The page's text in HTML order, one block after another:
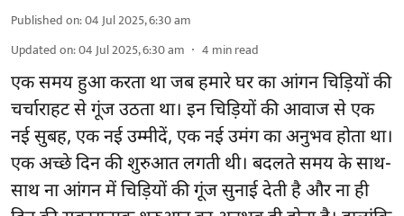
Published on:04 Jul 2025, 6:30 am
Updated on:04 Jul 2025, 6:30 am 4 min read
एक समय हुआ करता था जब हमारे घर का आंगन चिड़ियों की
चर्चाराहट से गूंज उठता था। इन चिड़ियों की आवाज से एक
नई सुबह, एक नई उम्मीदें, एक नई उमंग का अनुभव होता था।
एक अच्छे दिन की शुरुआत लगती थी। बदलते समय के साथ-
साथ ना आंगन में चिड़ियों की गूंज सुनाई देती है और ना ही